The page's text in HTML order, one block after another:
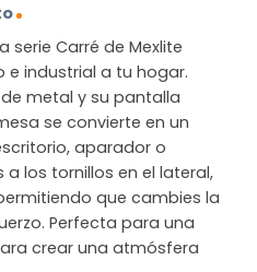
serie Carré de Mexlite
industrial a tu hogar.
metal y su pantalla
se convierte en un
aparador o
los tornillos en el lateral,
que cambies la
Perfecta para una
crear una atmósfera